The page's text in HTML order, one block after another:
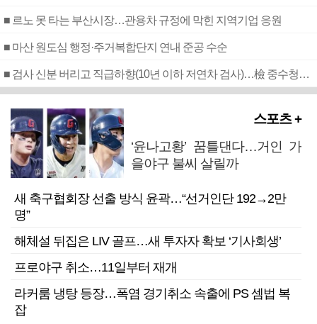
■ 르노 못 타는 부산시장…관용차 규정에 막힌 지역기업 응원
■ 마산 원도심 행정·주거복합단지 연내 준공 수순
■ 검사 신분 버리고 직급하향(10년 이하 저연차 검사)…檢 중수청행 기피
스포츠 +
‘윤나고황’ 꿈틀댄다…거인 가
을야구 불씨 살릴까
새 축구협회장 선출 방식 윤곽…“선거인단 192→2만
명”
해체설 뒤집은 LIV 골프…새 투자자 확보 ‘기사회생’
프로야구 취소…11일부터 재개
라커룸 냉탕 등장…폭염 경기취소 속출에 PS 셈법 복
잡